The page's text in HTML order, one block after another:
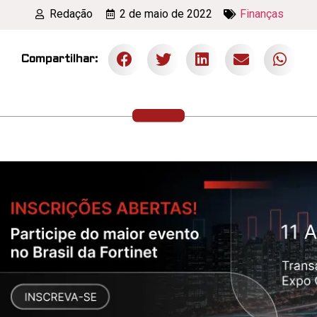
Redação 2 de maio de 2022 Finanças
Compartilhar: